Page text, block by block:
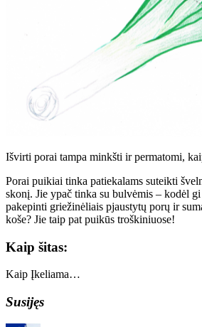
Išvirti porai tampa minkšti ir permatomi,
Porai puikiai tinka patiekalams suteikti
skonį. Jie ypač tinka su bulvėmis – kodėl gi
pakepinti griežinėliais pjaustytų porų ir
koše? Jie taip pat puikūs troškiniuose!
Kaip šitas:
Kaip Įkeliama…
Susijęs